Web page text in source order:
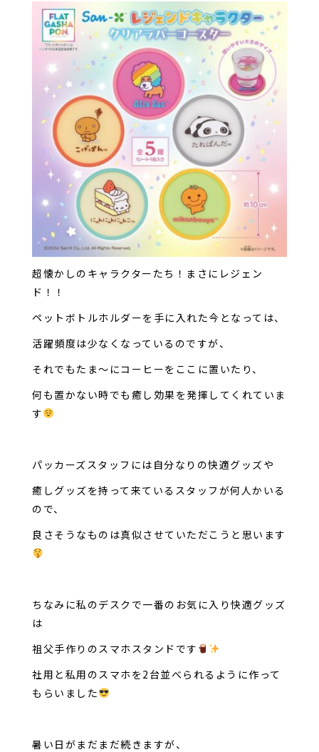
超懐かしのキャラクターたち！まさにレジェン
ド！！
ペットボトルホルダーを手に入れた今となっては、
活躍頻度は少なくなっているのですが、
それでもたま～にコーヒーをここに置いたり、
何も置かない時でも癒し効果を発揮してくれていま
す
パッカーズスタッフには自分なりの快適グッズや
癒しグッズを持って来ているスタッフが何人かいる
ので、
良さそうなものは真似させていただこうと思います
ちなみに私のデスクで一番のお気に入り快適グッズ
は
祖父手作りのスマホスタンドです
社用と私用のスマホを2台並べられるように作って
もらいました
暑い日がまだまだ続きますが、